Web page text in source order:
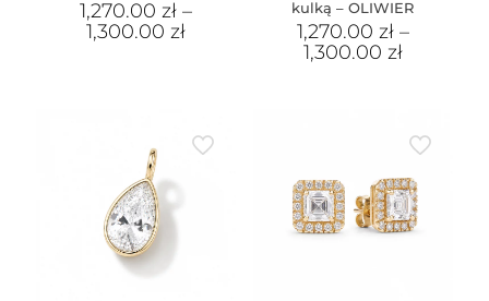
1,270.00zł –
1,300.00zł
kulką – OLIWIER
1,270.00 zł–
1,300.00 zł